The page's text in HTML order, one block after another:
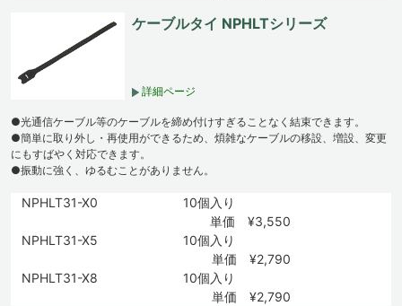
ケーブルタイ NPHLTシリーズ
詳細ページ
●光通信ケーブル等のケーブルを締め付けすぎることなく結束できます。
●簡単に取り外し・再使用ができるため、煩雑なケーブルの移設、増設、変更
にもすばやく対応できます。
●振動に強く、ゆるむことがありません。
NPHLT31-X0
10個入り
単価 ¥3,550
NPHLT31-X5
10個入り
単価 ¥2,790
NPHLT31-X8
10個入り
単価 ¥2,790